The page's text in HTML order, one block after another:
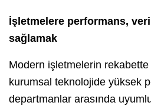
İşletmelere performans,
sağlamak
Modern işletmelerin
kurumsal teknolojide yüksek
departmanlar arasında